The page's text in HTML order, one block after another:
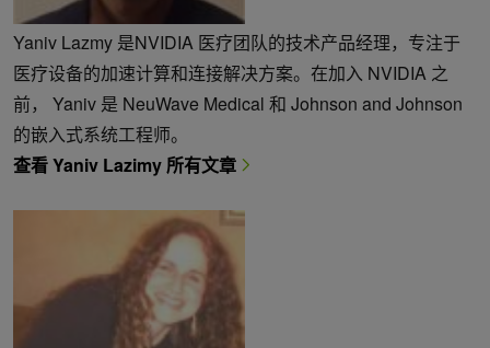
Yaniv Lazmy 是NVIDIA 医疗团队的技术产品经理，专注于
医疗设备的加速计算和连接解决方案。在加入 NVIDIA 之
前， Yaniv 是 NeuWave Medical 和 Johnson and Johnson
的嵌入式系统工程师。
查看 Yaniv Lazimy 所有文章